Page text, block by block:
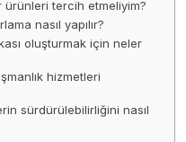
tercih etmeliyim?
nasıl yapılır?
oluşturmak için neler
hizmetleri
sürdürülebilirliğini nasıl